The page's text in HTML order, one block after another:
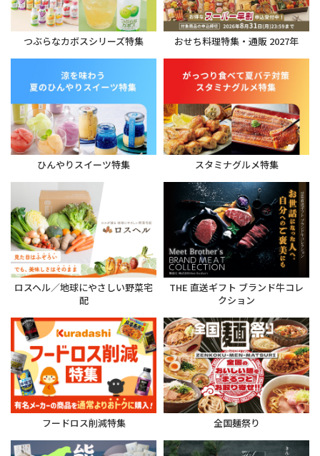
つぶらなカボスシリーズ特集 おせち料理特集・通販 2027年
ひんやりスイーツ特集 スタミナグルメ特集
ロスヘル／地球にやさしい野菜宅
配
THE 直送ギフト ブランド牛コレ
クション
フードロス削減特集 全国麺祭り